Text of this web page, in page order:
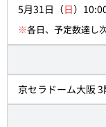
5月31日（日）
※各日、予定数達し
京セラドーム大阪